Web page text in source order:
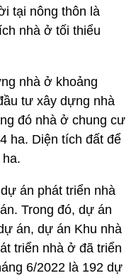
tại nông thôn là
nhà ở tối thiểu
nhà ở khoảng
tư xây dựng nhà
đó nhà ở chung cư
ha. Diện tích đất để
án phát triển nhà
Trong đó, dự án
án, dự án Khu nhà
triển nhà ở đã triển
6/2022 là 192 dự